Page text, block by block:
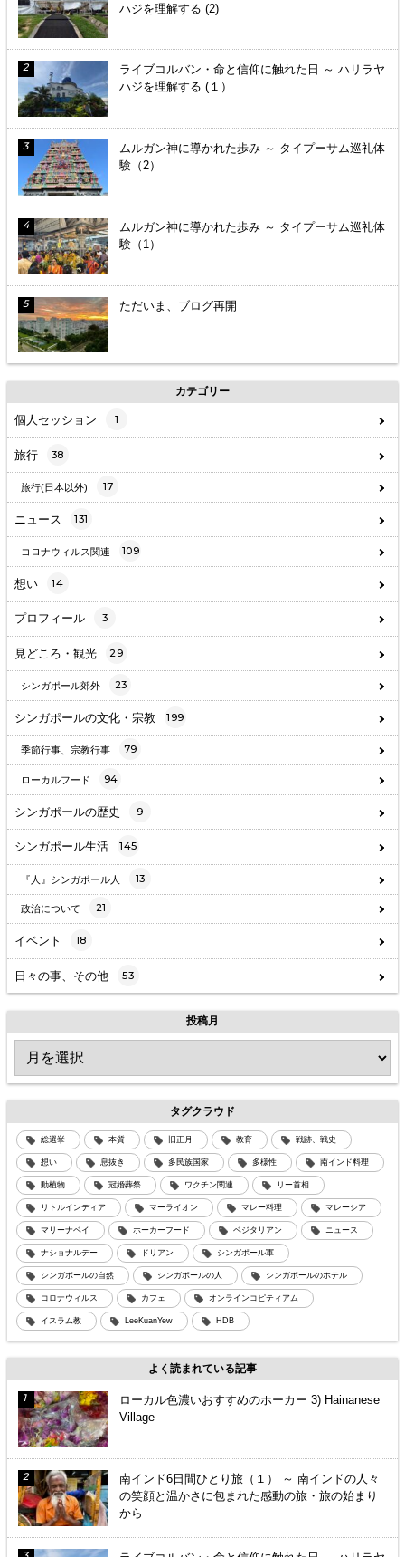
ハジを理解する (2)
ライブコルバン・命と信仰に触れた日 ～ ハリラヤ
ハジを理解する (１）
ムルガン神に導かれた歩み ～ タイプーサム巡礼体
験（2）
ムルガン神に導かれた歩み ～ タイプーサム巡礼体
験（1）
ただいま、ブログ再開
カテゴリー
個人セッション 1
旅行 38
旅行(日本以外) 17
ニュース 131
コロナウィルス関連 109
想い 14
プロフィール 3
見どころ・観光 29
シンガポール郊外 23
シンガポールの文化・宗教 199
季節行事、宗教行事 79
ローカルフード 94
シンガポールの歴史 9
シンガポール生活 145
『人』シンガポール人 13
政治について 21
イベント 18
日々の事、その他 53
投稿月
タグクラウド
総選挙 本質 旧正月 教育 戦跡、戦史
想い 息抜き 多民族国家 多様性 南インド料理
動植物 冠婚葬祭 ワクチン関連 リー首相
リトルインディア マーライオン マレー料理 マレーシア
マリーナベイ ホーカーフード ベジタリアン ニュース
ナショナルデー ドリアン シンガポール軍
シンガポールの自然 シンガポールの人 シンガポールのホテル
コロナウィルス カフェ オンラインコピティアム
イスラム教 LeeKuanYew HDB
よく読まれている記事
ローカル色濃いおすすめのホーカー 3) Hainanese
Village
南インド6日間ひとり旅（１） ～ 南インドの人々
の笑顔と温かさに包まれた感動の旅・旅の始まり
から